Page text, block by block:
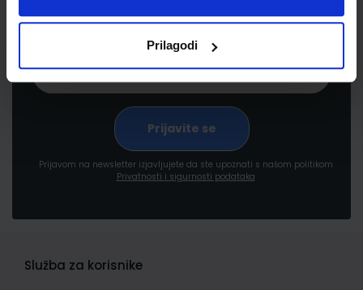
Prilagodi
pogodnostima
Prijavom na newsletter izjavljujete da ste upoznati s našom politikom
Privatnosti i sigurnosti podataka
Služba za korisnike